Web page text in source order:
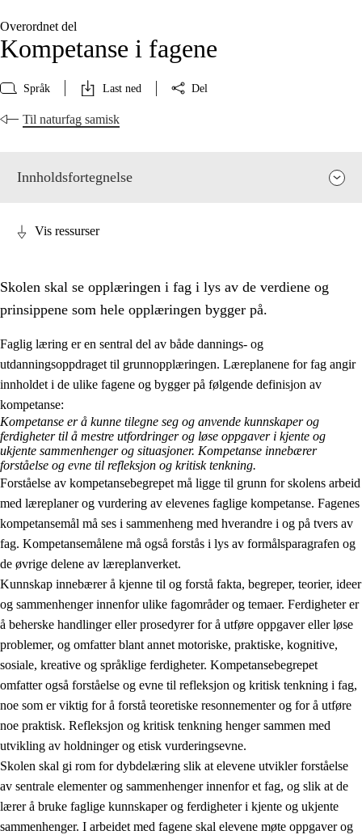
Overordnet del
Kompetanse i fagene
Språk Last ned Del
Til naturfag samisk
Innholdsfortegnelse
2. Prinsipper for læring, utvikling og danning
2.1 Sosial læring og utvikling
2.2 Kompetanse i fagene
Grunnleggende ferdigheter
2.4 Å lære å lære
Tverrfaglige temaer
Vis ressurser
Skolen skal se opplæringen i fag i lys av de verdiene og
prinsippene som hele opplæringen bygger på.
Faglig læring er en sentral del av både dannings- og
utdanningsoppdraget til grunnopplæringen. Læreplanene for fag angir
innholdet i de ulike fagene og bygger på følgende definisjon av
kompetanse:
Kompetanse er å kunne tilegne seg og anvende kunnskaper og
ferdigheter til å mestre utfordringer og løse oppgaver i kjente og
ukjente sammenhenger og situasjoner. Kompetanse innebærer
forståelse og evne til refleksjon og kritisk tenkning.
Forståelse av kompetansebegrepet må ligge til grunn for skolens arbeid
med læreplaner og vurdering av elevenes faglige kompetanse. Fagenes
kompetansemål må ses i sammenheng med hverandre i og på tvers av
fag. Kompetansemålene må også forstås i lys av formålsparagrafen og
de øvrige delene av læreplanverket.
Kunnskap innebærer å kjenne til og forstå fakta, begreper, teorier, ideer
og sammenhenger innenfor ulike fagområder og temaer. Ferdigheter er
å beherske handlinger eller prosedyrer for å utføre oppgaver eller løse
problemer, og omfatter blant annet motoriske, praktiske, kognitive,
sosiale, kreative og språklige ferdigheter. Kompetansebegrepet
omfatter også forståelse og evne til refleksjon og kritisk tenkning i fag,
noe som er viktig for å forstå teoretiske resonnementer og for å utføre
noe praktisk. Refleksjon og kritisk tenkning henger sammen med
utvikling av holdninger og etisk vurderingsevne.
Skolen skal gi rom for dybdelæring slik at elevene utvikler forståelse
av sentrale elementer og sammenhenger innenfor et fag, og slik at de
lærer å bruke faglige kunnskaper og ferdigheter i kjente og ukjente
sammenhenger. I arbeidet med fagene skal elevene møte oppgaver og